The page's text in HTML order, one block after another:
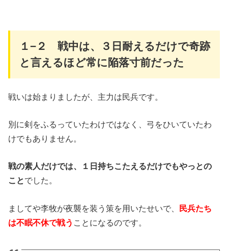
１−２ 戦中は、３日耐えるだけで奇跡
と言えるほど常に陥落寸前だった
戦いは始まりましたが、主力は民兵です。
別に剣をふるっていたわけではなく、弓をひいていたわ
けでもありません。
戦の素人だけでは、１日持ちこたえるだけでもやっとの
ことでした。
ましてや李牧が夜襲を装う策を用いたせいで、
民兵たち
は不眠不休で戦う ことになるのです。